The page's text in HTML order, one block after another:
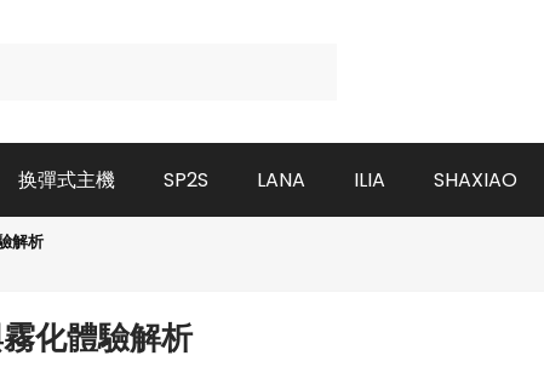
换彈式主機 SP2S LANA ILIA SHAXIAO
解析
化體驗解析